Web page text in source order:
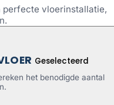
perfecte vloerinstallatie,
Geselecteerd
het benodigde aantal